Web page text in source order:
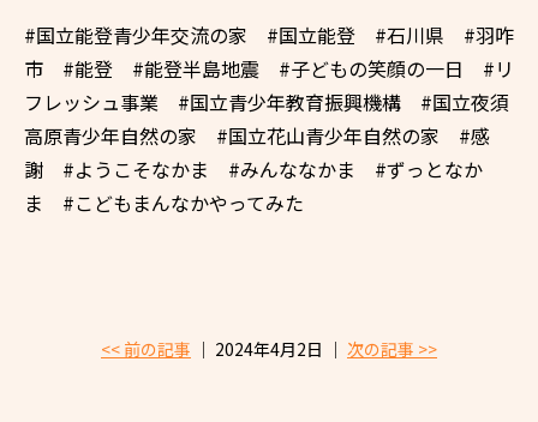
#国立能登青少年交流の家 #国立能登 #石川県 #羽咋
市 #能登 #能登半島地震 #子どもの笑顔の一日 #リ
フレッシュ事業 #国立青少年教育振興機構 #国立夜須
高原青少年自然の家 #国立花山青少年自然の家 #感
謝 #ようこそなかま #みんななかま #ずっとなか
ま #こどもまんなかやってみた
<< 前の記事 │ 2024年4月2日 │ 次の記事 >>